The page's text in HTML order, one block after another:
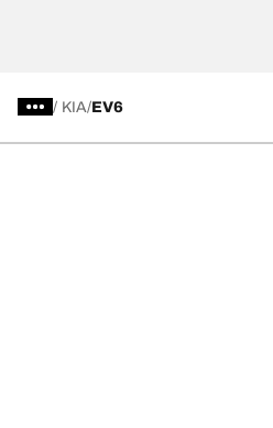
/ KIA EV6